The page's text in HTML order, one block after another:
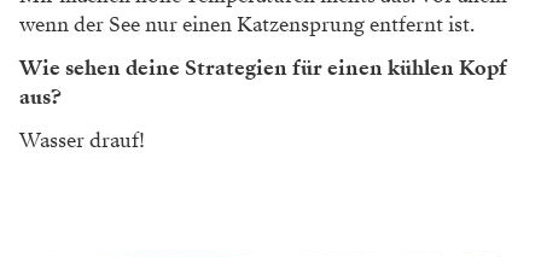
wenn der See nur einen Katzensprung entfernt ist.
Wie sehen deine Strategien für einen kühlen Kopf
aus?
Wasser drauf!